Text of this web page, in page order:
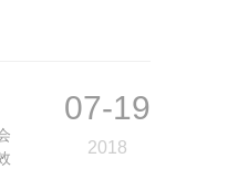
07-19
2018